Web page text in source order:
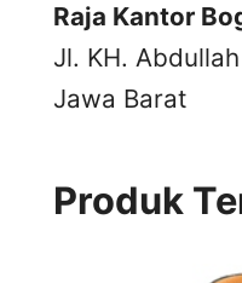
Raja Kantor
Jl. KH.
Jawa Barat
Produk